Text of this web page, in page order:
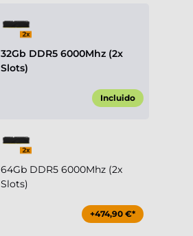
32Gb DDR5 6000Mhz (2x
Slots)
Incluido
64Gb DDR5 6000Mhz (2x
Slots)
+474,90 €*